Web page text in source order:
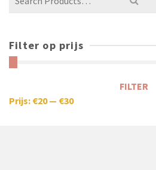
Filter op prijs
FILTER
Prijs: €20— €30